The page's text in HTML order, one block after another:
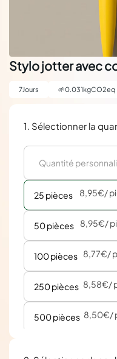
Stylo jotter avec
7Jours 🌱0.031kgCO2eq
1. Sélectionner la
25 pièces 8,95€/
50 pièces 8,95€/
100 pièces 8,77€/
250 pièces 8,58€/
500 pièces 8,50€/